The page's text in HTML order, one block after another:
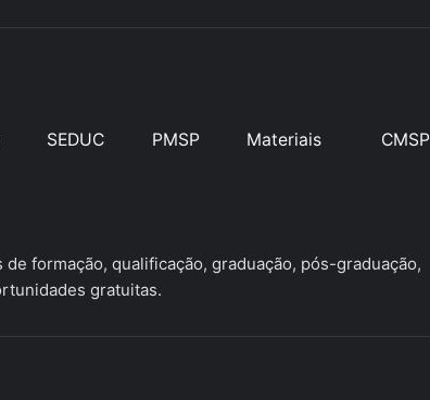
SEDUC PMSP Materiais CMSP
formação, qualificação, graduação, pós-graduação,
gratuitas.